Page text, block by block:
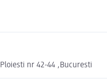
nr 42-44 ,Bucuresti